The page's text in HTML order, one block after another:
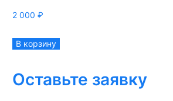
2 000 ₽
В корзину
Оставьте заявку